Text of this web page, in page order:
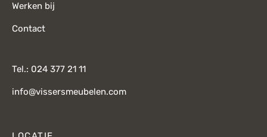
Werken bij
Contact
Tel.: 024 377 21 11
info@vissersmeubelen.com